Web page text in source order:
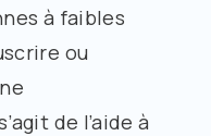
à faibles
ou
de l’aide à